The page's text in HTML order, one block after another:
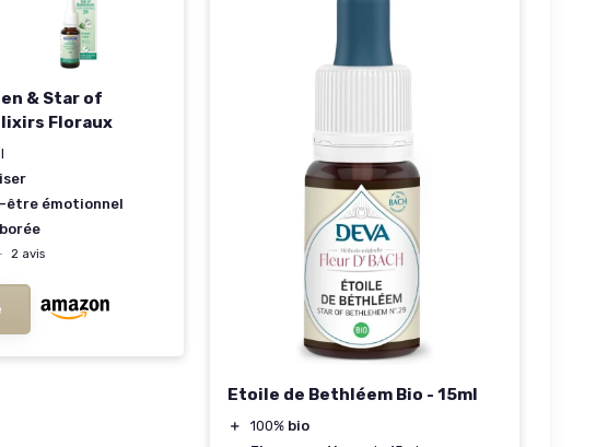
& Star of
Floraux
être émotionnel
2 avis
Etoile de Bethléem Bio - 15ml
＋ 100% bio